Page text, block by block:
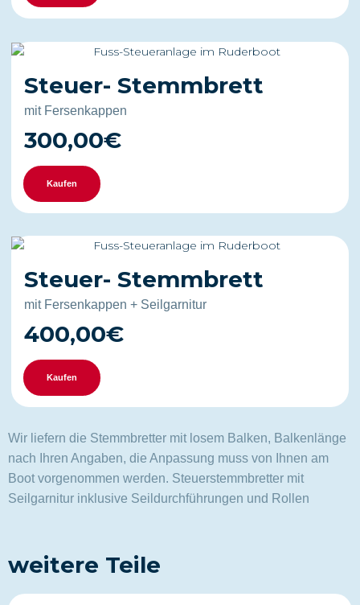
Steuer- Stemmbrett
mit Fersenkappen
300,00€
Kaufen
Steuer- Stemmbrett
mit Fersenkappen + Seilgarnitur
400,00€
Kaufen
Wir liefern die Stemmbretter mit losem Balken, Balkenlänge
nach Ihren Angaben, die Anpassung muss von Ihnen am
Boot vorgenommen werden. Steuerstemmbretter mit
Seilgarnitur inklusive Seildurchführungen und Rollen
weitere Teile